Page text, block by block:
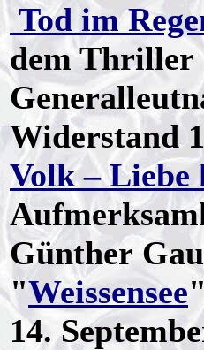
Tod im
dem
Widerstand
Volk – Liebe
Günther
"Weissensee"
14.